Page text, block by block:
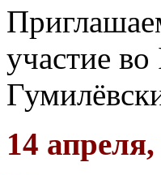
участие
14